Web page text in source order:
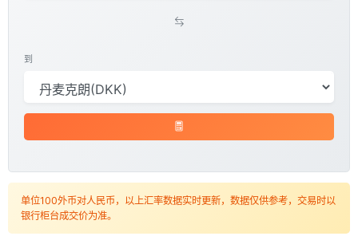
到
单位100外币对人民币，以上汇率数据实时更新，数据仅供参考，交易时以
银行柜台成交价为准。